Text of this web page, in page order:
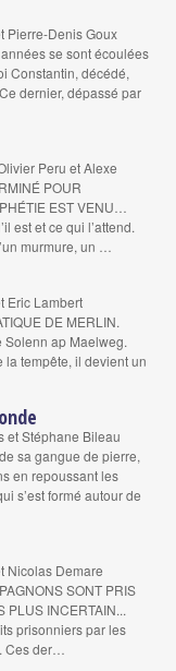
Pierre-Denis Goux
se sont écoulées
Constantin, décédé,
dernier, dépassé par
Peru et Alexe
POUR
EST VENU…
est et ce qui l’attend.
murmure, un …
Eric Lambert
DE MERLIN.
Solenn ap Maelweg.
la tempête, il devient un
et Stéphane Bileau
sa gangue de pierre,
en repoussant les
s’est formé autour de
Nicolas Demare
SONT PRIS
PLUS INCERTAIN...
prisonniers par les
der…